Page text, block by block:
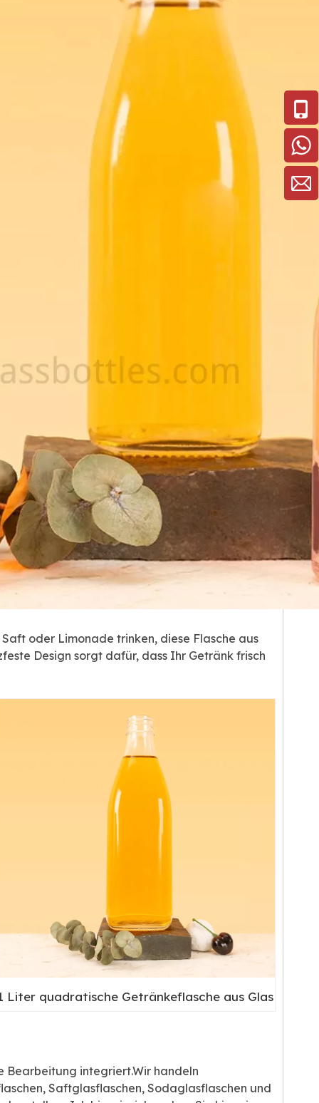
oder Limonade trinken, diese Flasche aus
Design sorgt dafür, dass Ihr Getränk frisch
Liter quadratische Getränkeflasche aus Glas
Bearbeitung integriert.Wir handeln
Saftglasflaschen, Sodaglasflaschen und